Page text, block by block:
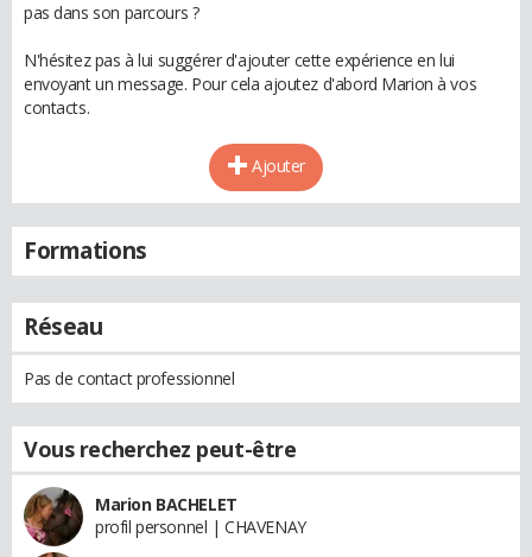
pas dans son parcours ?
N'hésitez pas à lui suggérer d'ajouter cette expérience en lui
envoyant un message. Pour cela ajoutez d'abord Marion à vos
contacts.
Ajouter
Formations
Réseau
Pas de contact professionnel
Vous recherchez peut-être
Marion BACHELET
profil personnel | CHAVENAY